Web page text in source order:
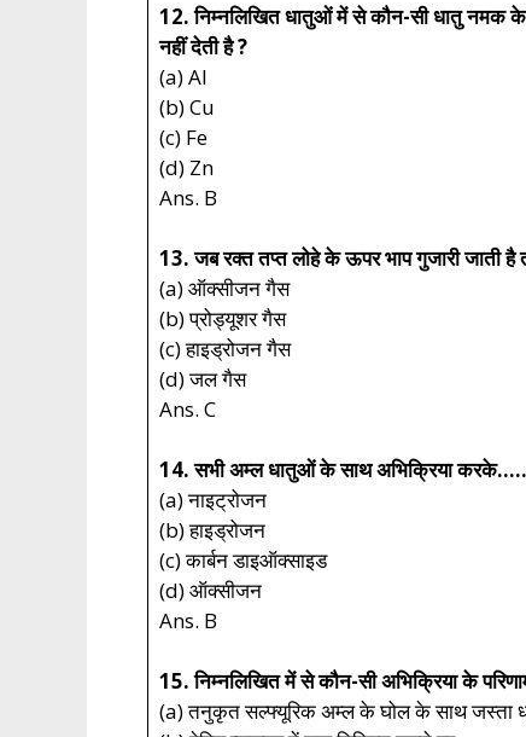
12. निम्नलिखित धातुओं में से कौन-सी धातु
नहीं देती है ?
(a) Al
(b) Cu
(c) Fe
(d) Zn
Ans. B
13. जब रक्त तप्त लोहे के ऊपर भाप गुजारी जाती है
(a) ऑक्सीजन गैस
(b) प्रोड्यूशर गैस
(c) हाइड्रोजन गैस
(d) जल गैस
Ans. C
14. सभी अम्ल धातुओं के साथ अभिक्रिया
(a) नाइट्रोजन
(b) हाइड्रोजन
(c) कार्बन डाइऑक्साइड
(d) ऑक्सीजन
Ans. B
15. निम्नलिखित में से कौन-सी अभिक्रिया के
(a) तनुकृत सल्फ्यूरिक अम्ल के घोल के साथ जस्ता